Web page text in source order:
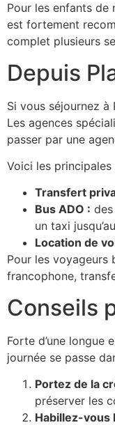
Pour les enfants de
est fortement
complet plusieurs
Depuis
Si vous séjournez à
Les agences
passer par une
Voici les
Transfert
Bus ADO :
un taxi
Location de
Pour les voyageurs
francophone,
Conseils
Forte d’une longue
journée se passe
Portez de la
préserver les
Habillez-vous